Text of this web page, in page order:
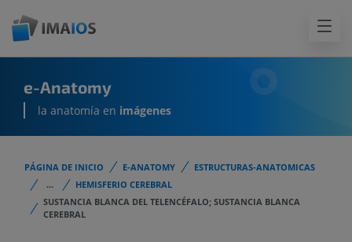
e-Anatomy
la anatomía en imágenes
PÁGINA DE INICIO E-ANATOMY
ESTRUCTURAS-ANATOMICAS
...
HEMISFERIO CEREBRAL
SUSTANCIA BLANCA DEL TELENCÉFALO; SUSTANCIA BLANCA
CEREBRAL